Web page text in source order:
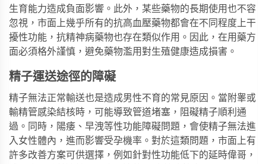
生育能力造成負面影響。此外，某些藥物的長期使用也不容
忽視，市面上幾乎所有的抗高血壓藥物都會在不同程度上干
擾性功能，抗精神病藥物也存在類似作用。因此，在用藥方
面必須格外謹慎，避免藥物濫用對生殖健康造成損害。
精子運送途徑的障礙
精子無法正常輸送也是造成男性不育的常見原因。當附睾或
輸精管感染結核時，可能導致管道堵塞，阻礙精子順利通
過。同時， 陽痿 、 早洩等性功能障礙問題，會使精子無法進
入女性體內，進而影響受孕機率。對於這類問題，市面上有
許多改善方案可供選擇，例如針對性功能低下的延時偉哥 ，